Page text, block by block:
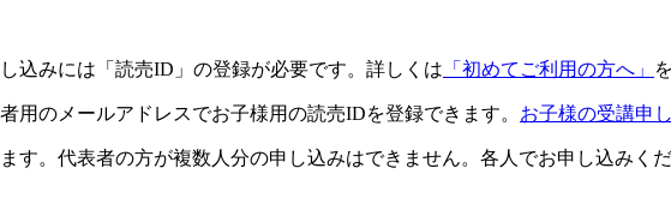
込みには「読売ID」の登録が必要です。詳しくは 「初めてご利用の方へ」
のメールアドレスでお子様用の読売IDを登録できます。 お子様の受講申
。代表者の方が複数人分の申し込みはできません。各人でお申し込みく